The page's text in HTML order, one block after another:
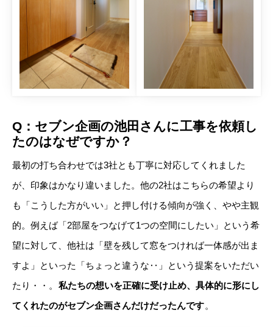
Q：セブン企画の池田さんに工事を依頼し
たのはなぜですか？
最初の打ち合わせでは3社とも丁寧に対応してくれました
が、印象はかなり違いました。他の2社はこちらの希望より
も「こうした方がいい」と押し付ける傾向が強く、やや主観
的。例えば「2部屋をつなげて1つの空間にしたい」という希
望に対して、他社は「壁を残して窓をつければ一体感が出ま
すよ」といった「ちょっと違うな‥」という提案をいただい
たり・・。 私たちの想いを正確に受け止め、具体的に形にし
てくれたのがセブン企画さんだけだったんです。